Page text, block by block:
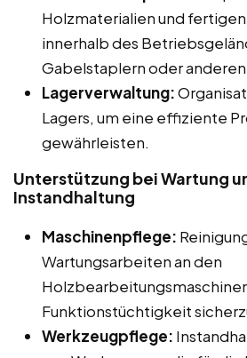
Holzmaterialien und
innerhalb des
Gabelstaplern oder
Lagerverwaltung:
Lagers, um eine effiziente
gewährleisten.
Unterstützung bei Wartung
Instandhaltung
Maschinenpflege:
Wartungsarbeiten an den
Funktionstüchtigkeit
Werkzeugpflege: